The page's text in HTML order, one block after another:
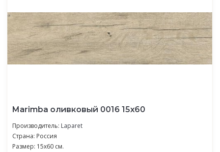
Marimba оливковый 0016 15х60
Производитель: Laparet
Страна: Россия
Размер: 15x60 см.